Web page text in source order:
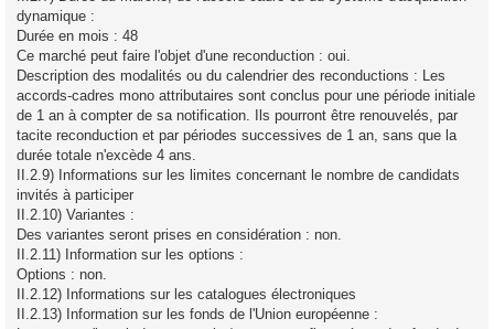
dynamique :
Durée en mois : 48
Ce marché peut faire l'objet d'une reconduction : oui.
Description des modalités ou du calendrier des reconductions : Les
accords-cadres mono attributaires sont conclus pour une période initiale
de 1 an à compter de sa notification. Ils pourront être renouvelés, par
tacite reconduction et par périodes successives de 1 an, sans que la
durée totale n'excède 4 ans.
II.2.9) Informations sur les limites concernant le nombre de candidats
invités à participer
II.2.10) Variantes :
Des variantes seront prises en considération : non.
II.2.11) Information sur les options :
Options : non.
II.2.12) Informations sur les catalogues électroniques
II.2.13) Information sur les fonds de l'Union européenne :